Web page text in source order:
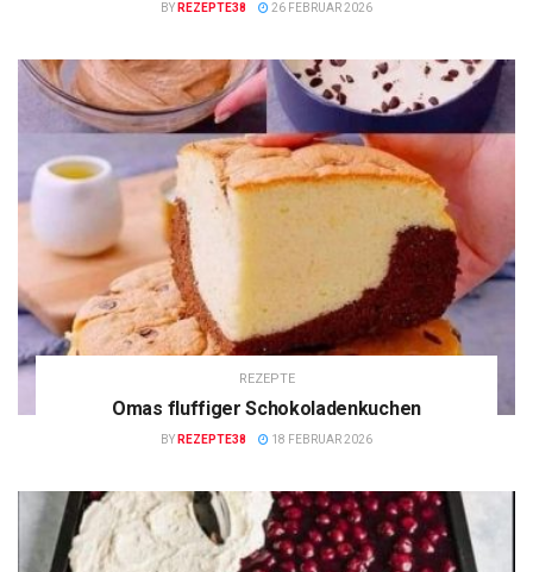
BY REZEPTE38 26 FEBRUAR 2026
REZEPTE
Omas fluffiger Schokoladenkuchen
BY REZEPTE38 18 FEBRUAR 2026